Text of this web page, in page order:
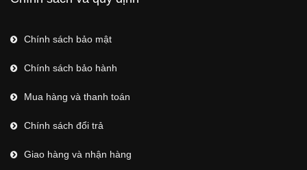
Chính sách bảo mật
Chính sách bảo hành
Mua hàng và thanh toán
Chính sách đổi trả
Giao hàng và nhận hàng